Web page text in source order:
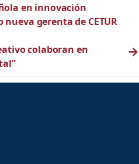
en innovación
gerenta de CETUR
colaboran en
→